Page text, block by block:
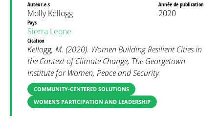
Auteur.e.s
Molly Kellogg
Année de publication
2020
Pays
Sierra Leone
Citation
Kellogg, M. (2020). Women Building Resilient Cities in
the Context of Climate Change, The Georgetown
Institute for Women, Peace and Security
COMMUNITY-CENTERED SOLUTIONS
WOMEN’S PARTICIPATION AND LEADERSHIP